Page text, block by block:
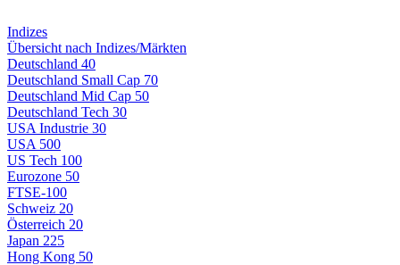
Indizes
Übersicht nach Indizes/Märkten
Deutschland 40
Deutschland Small Cap 70
Deutschland Mid Cap 50
Deutschland Tech 30
USA Industrie 30
USA 500
US Tech 100
Eurozone 50
FTSE-100
Schweiz 20
Österreich 20
Japan 225
Hong Kong 50